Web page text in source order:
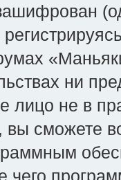
ни
лицо не в
вы сможете
чего